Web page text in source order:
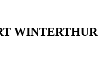
WINTERTHUR